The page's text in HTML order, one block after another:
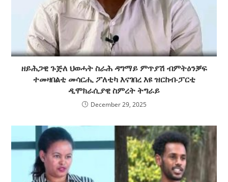
ዘይሕጋዊ ጉጅለ ህወሓት ስራሕ ዳግማይ ምጥያሽ ብምትዕንቓፍ
ተመዛበልቲ መሳርሒ ፖለቲካ እናገበረ እዩ ዝርከብ-ፓርቲ
ዲሞክራሲያዊ ስምረት ትግራይ
December 29, 2025